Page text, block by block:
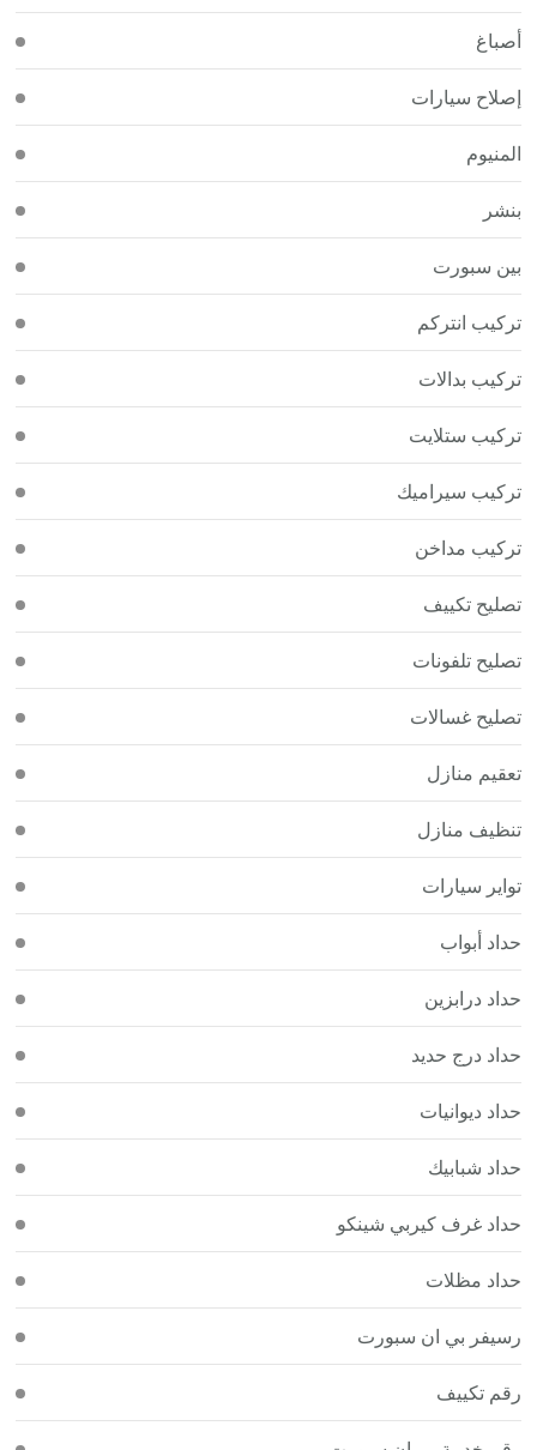
أصباغ
إصلاح سيارات
المنيوم
بنشر
بين سبورت
تركيب انتركم
تركيب بدالات
تركيب ستلايت
تركيب سيراميك
تركيب مداخن
تصليح تكييف
تصليح تلفونات
تصليح غسالات
تعقيم منازل
تنظيف منازل
تواير سيارات
حداد أبواب
حداد درابزين
حداد درج حديد
حداد ديوانيات
حداد شبابيك
حداد غرف كيربي شينكو
حداد مظلات
رسيفر بي ان سبورت
رقم تكييف